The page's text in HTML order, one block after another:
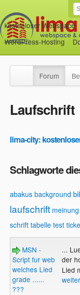
kostenloser Webspace
WordPress-Hosting
Forum
Laufschrift
lima-city:
Schlagworte
abakus background
laufschrift meinung
schrift tabelle test
MSN -
Script fur web
welches Lied
grade ......
???
...
der
Lied